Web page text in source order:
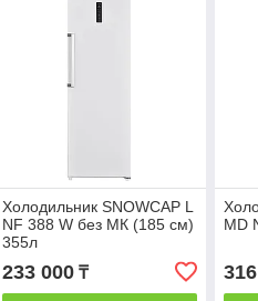
Холодильник SNOWCAP L
NF 388 W без МК (185 см)
355л
233 000₸
MD